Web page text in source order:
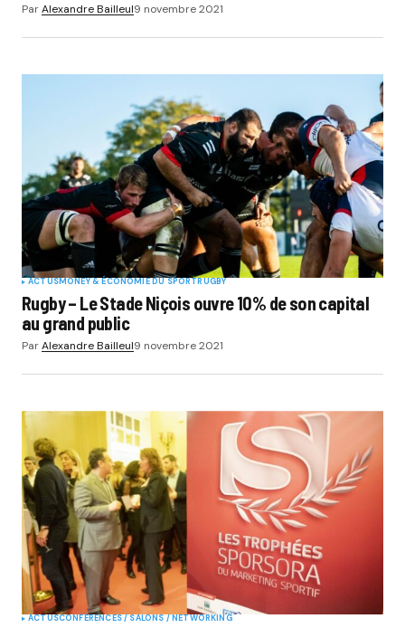
ParAlexandre Bailleul9 novembre 2021
ACTUSMONEY & ÉCONOMIE DU SPORTRUGBY
Rugby – Le Stade Niçois ouvre 10% de son capital
au grand public
ParAlexandre Bailleul9 novembre 2021
ACTUSCONFÉRENCES / SALONS / NETWORKING